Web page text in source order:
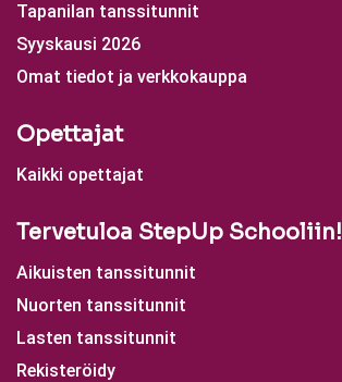
Tapanilan tanssitunnit
Syyskausi 2026
Omat tiedot ja verkkokauppa
Opettajat
Kaikki opettajat
Tervetuloa StepUp Schooliin!
Aikuisten tanssitunnit
Nuorten tanssitunnit
Lasten tanssitunnit
Rekisteröidy